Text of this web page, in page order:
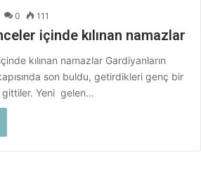
0 111
içinde kılınan namazlar
kılınan namazlar Gardiyanların
son buldu, getirdikleri genç bir
gittiler. Yeni gelen…